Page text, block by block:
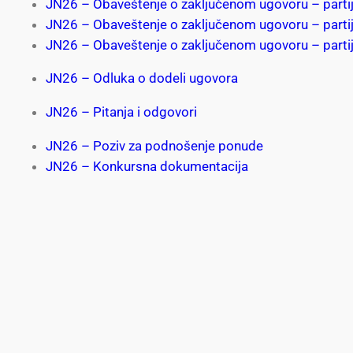
JN26 – Obaveštenje o zaključenom ugovoru –
JN26 – Obaveštenje o zaključenom ugovoru –
JN26 – Obaveštenje o zaključenom ugovoru –
JN26 – Odluka o dodeli ugovora
JN26 – Pitanja i odgovori
JN26 – Poziv za podnošenje ponude
JN26 – Konkursna dokumentacija